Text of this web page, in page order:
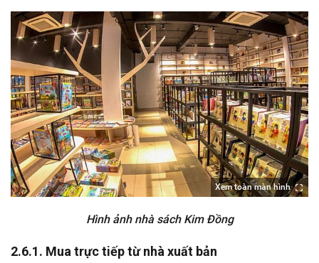
Xem toàn màn hình
Hình ảnh nhà sách Kim Đồng
2.6.1. Mua trực tiếp từ nhà xuất bản